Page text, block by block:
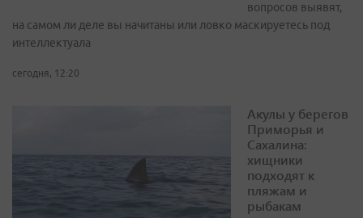
вопросов выявят,
на самом ли деле вы начитаны или ловко маскируетесь под
интеллектуала
сегодня, 12:20
Акулы у берегов
Приморья и
Сахалина:
хищники
подходят к
пляжам и
рыбакам